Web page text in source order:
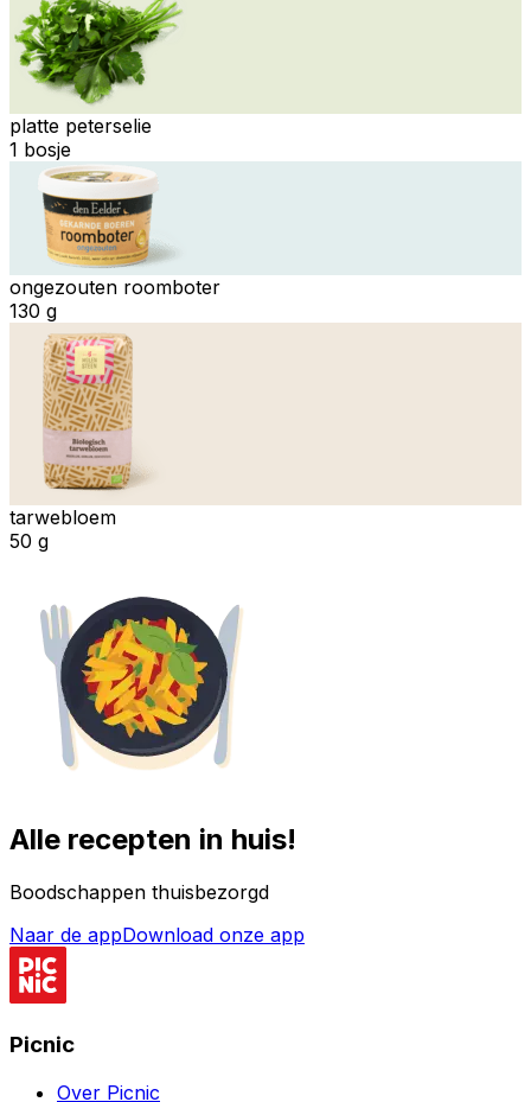
platte peterselie
1 bosje
ongezouten roomboter
130 g
tarwebloem
50 g
Alle recepten in huis!
Boodschappen thuisbezorgd
Naar de appDownload onze app
Picnic
Over Picnic